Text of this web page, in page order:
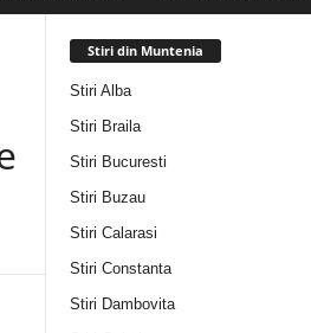
Stiri din Muntenia
Stiri Alba
Stiri Braila
Stiri Bucuresti
Stiri Buzau
Stiri Calarasi
Stiri Constanta
Stiri Dambovita